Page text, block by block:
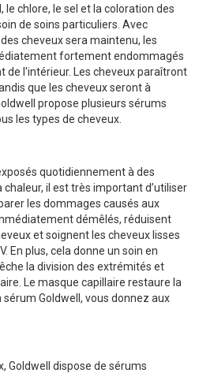
le chlore, le sel et la coloration des
de soins particuliers. Avec
cheveux sera maintenu, les
fortement endommagés
l'intérieur. Les cheveux paraîtront
que les cheveux seront à
propose plusieurs sérums
les types de cheveux.
quotidiennement à des
il est très important d’utiliser
les dommages causés aux
démêlés, réduisent
et soignent les cheveux lisses
En plus, cela donne un soin en
la division des extrémités et
Le masque capillaire restaure la
Goldwell, vous donnez aux
Goldwell dispose de sérums